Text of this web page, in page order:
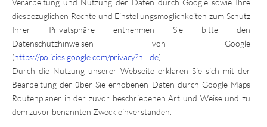
Verarbeitung und Nutzung der Daten durch Google sowie Ihre
diesbezüglichen Rechte und Einstellungsmöglichkeiten zum Schutz
Ihrer Privatsphäre entnehmen Sie bitte den
Datenschutzhinweisen von Google
(https://policies.google.com/privacy?hl=de).
Durch die Nutzung unserer Webseite erklären Sie sich mit der
Bearbeitung der über Sie erhobenen Daten durch Google Maps
Routenplaner in der zuvor beschriebenen Art und Weise und zu
dem zuvor benannten Zweck einverstanden.